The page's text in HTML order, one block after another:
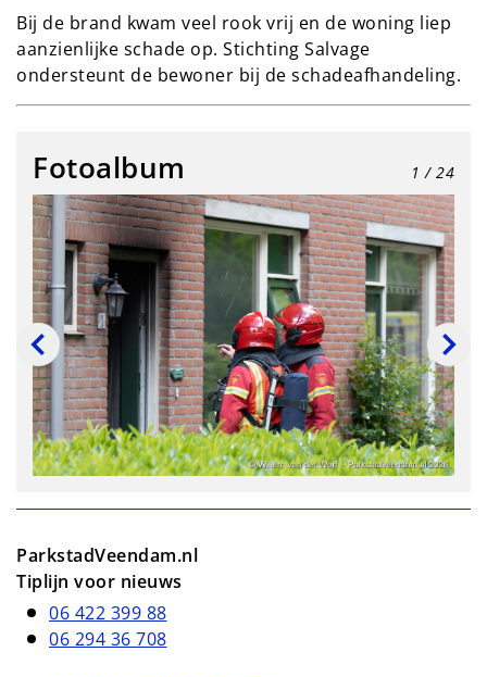
Bij de brand kwam veel rook vrij en de woning liep
aanzienlijke schade op. Stichting Salvage
ondersteunt de bewoner bij de schadeafhandeling.
Fotoalbum 1 / 24
ParkstadVeendam.nl
Tiplijn voor nieuws
06 422 399 88
06 294 36 708